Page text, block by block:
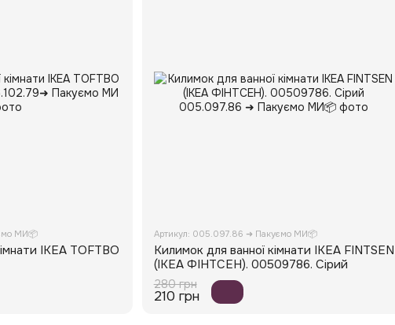
МИ📦
IKEA TOFTBO
Артикул: 005.097.86 ➜ Пакуємо МИ📦
Килимок для ванної кімнати IKEA FINTSEN
(ІКЕА ФІНТСЕН). 00509786. Сірий
280 грн
210 грн